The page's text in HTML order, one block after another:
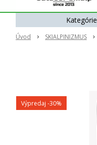
Úvod SKIALPINIZMUS
Výpredaj -30%
Kategórie